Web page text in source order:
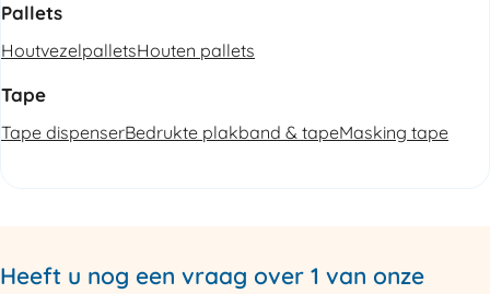
Pallets
HoutvezelpalletsHouten pallets
Tape
Tape dispenserBedrukte plakband & tapeMasking tape
Heeft u nog een vraag over 1 van onze